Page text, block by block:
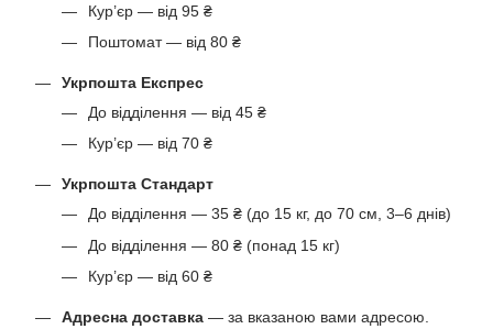
Кур’єр — від 95 ₴
Поштомат — від 80 ₴
Укрпошта Експрес
До відділення — від 45 ₴
Кур’єр — від 70 ₴
Укрпошта Стандарт
До відділення — 35 ₴ (до 15 кг, до 70 см, 3–6 днів)
До відділення — 80 ₴ (понад 15 кг)
Кур’єр — від 60 ₴
Адресна доставка — за вказаною вами адресою.